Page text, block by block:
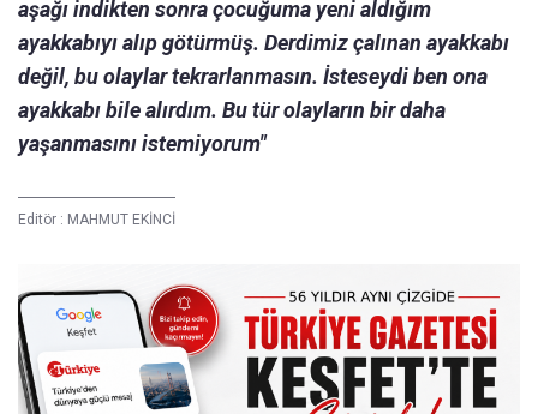
aşağı indikten sonra çocuğuma yeni aldığım
ayakkabıyı alıp götürmüş. Derdimiz çalınan ayakkabı
değil, bu olaylar tekrarlanmasın. İsteseydi ben ona
ayakkabı bile alırdım. Bu tür olayların bir daha
yaşanmasını istemiyorum"
Editör : MAHMUT EKİNCİ